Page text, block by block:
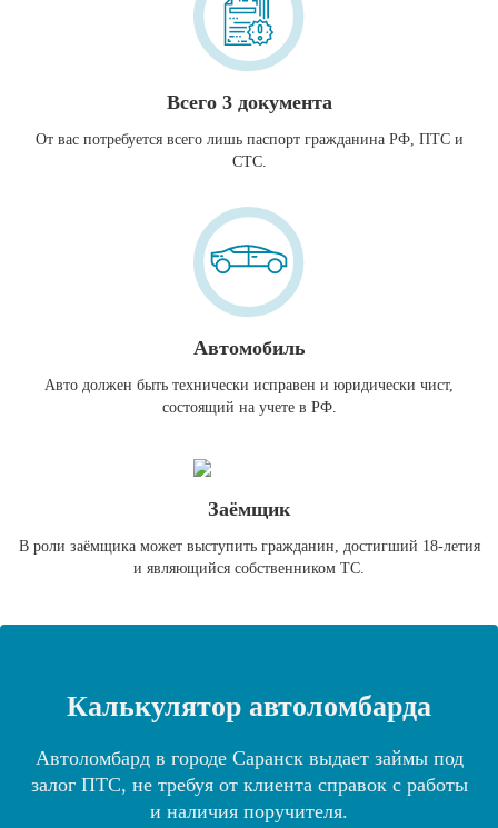
Всего 3 документа
От вас потребуется всего лишь паспорт гражданина РФ, ПТС и
СТС.
Автомобиль
Авто должен быть технически исправен и юридически чист,
состоящий на учете в РФ.
Заёмщик
В роли заёмщика может выступить гражданин, достигший 18-летия
и являющийся собственником ТС.
Калькулятор автоломбарда
Автоломбард в городе Саранск выдает займы под
залог ПТС, не требуя от клиента справок с работы
и наличия поручителя.